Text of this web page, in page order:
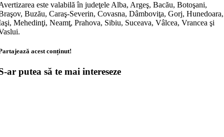
este valabilă în judeţele Alba, Argeş, Bacău, Botoşani,
Buzău, Caraş-Severin, Covasna, Dâmboviţa, Gorj, Hunedoara,
Mehedinţi, Neamţ, Prahova, Sibiu, Suceava, Vâlcea, Vrancea şi
acest conținut!
ar putea să te mai intereseze